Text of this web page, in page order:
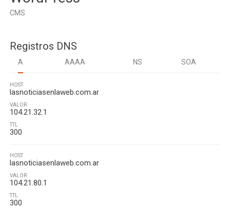
CMS
Registros DNS
A AAAA NS SOA
HOST
lasnoticiasenlaweb.com.ar
VALOR
104.21.32.1
TTL
300
HOST
lasnoticiasenlaweb.com.ar
VALOR
104.21.80.1
TTL
300